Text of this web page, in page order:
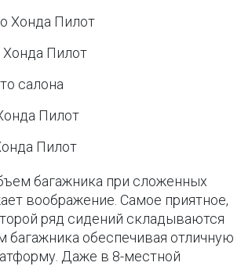
Хонда Пилот
Хонда Пилот
салона
Пилот
Пилот
багажника при сложенных
воображение. Самое приятное,
ряд сидений складываются
багажника обеспечивая отличную
Даже в 8-местной